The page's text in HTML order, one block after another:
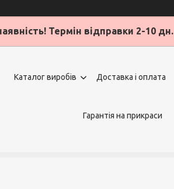
Термін відправки 2-10 дн.
Каталог виробів Доставка і оплата
Гарантія на прикраси